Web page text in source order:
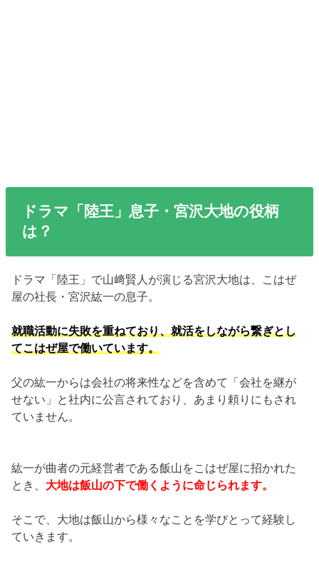
ドラマ「陸王」息子・宮沢大地の役柄
は？
ドラマ「陸王」で山﨑賢人が演じる宮沢大地は、こはぜ
屋の社長・宮沢紘一の息子。
就職活動に失敗を重ねており、就活をしながら繋ぎとし
てこはぜ屋で働いています。
父の紘一からは会社の将来性などを含めて「会社を継が
せない」と社内に公言されており、あまり頼りにもされ
ていません。
紘一が曲者の元経営者である飯山をこはぜ屋に招かれた
とき、 大地は飯山の下で働くように命じられます。
そこで、大地は飯山から様々なことを学びとって経験し
ていきます。